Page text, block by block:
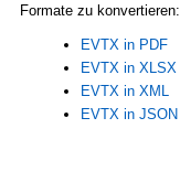
Formate zu konvertieren:
EVTX in PDF
EVTX in XLSX
EVTX in XML
EVTX in JSON